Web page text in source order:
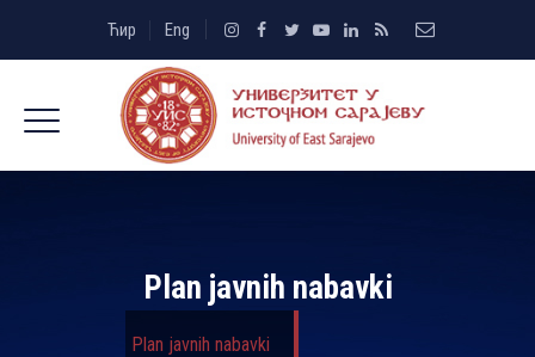
Ћир Eng
Plan javnih nabavki
Plan javnih nabavki